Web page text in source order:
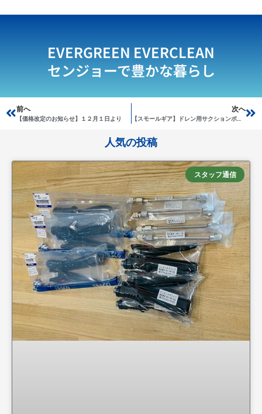
EVERGREEN EVERCLEAN
センジョーで豊かな暮らし
Prev
前へ
【価格改定のお知らせ】１２月１日より
次へ
【スモールギア】ドレン用サクションポンプ
人気の投稿
スタッフ通信